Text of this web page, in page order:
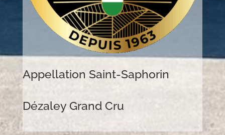
Appellation Saint-Saphorin
Dézaley Grand Cru